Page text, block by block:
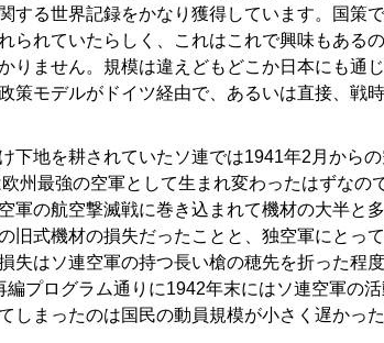
する世界記録をかなり獲得しています。国策
られていたらしく、これはこれで興味もある
りません。規模は違えどもどこか日本にも通
策モデルがドイツ経由で、あるいは直接、戦
下地を耕されていたソ連では1941年2月から
州最強の空軍として生まれ変わったはずなの
軍の航空撃滅戦に巻き込まれて機材の大半と
旧式機材の損失だったことと、独空軍にとっ
失はソ連空軍の持つ長い槍の穂先を折った程
編プログラム通りに1942年末にはソ連空軍の
しまったのは国民の動員規模が小さく遅かっ